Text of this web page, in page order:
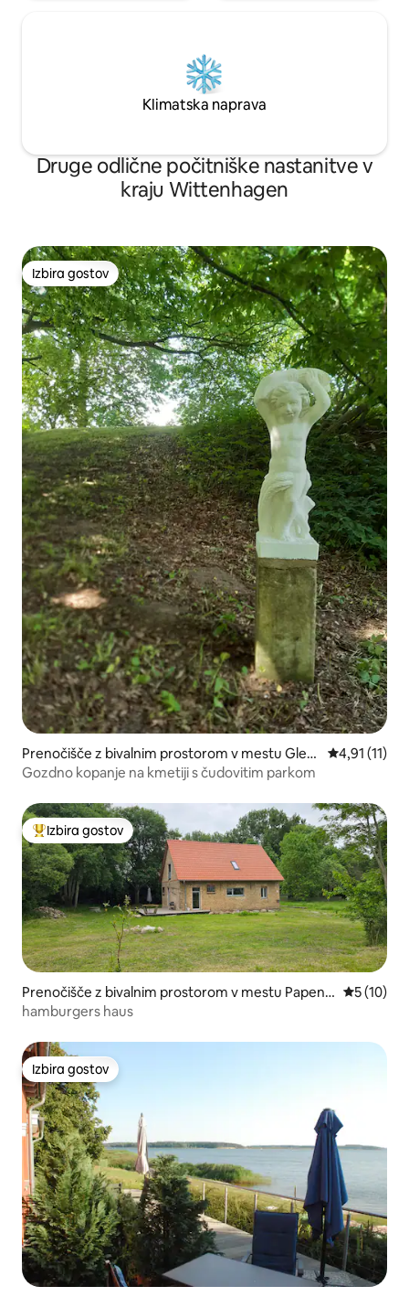
Klimatska naprava
Druge odlične počitniške nastanitve v
kraju Wittenhagen
Izbira gostov
Izbira gostov
Prenočišče z bivalnim prostorom v mestu Glewi
tz
Povprečna
4,91 (11)
Gozdno kopanje na kmetiji s čudovitim parkom
Najbolj priljubljena prenočišča z značko »Izbira gostov«
Izbira gostov
Prenočišče z bivalnim prostorom v mestu Papenh
agen
5 (10)
hamburgers haus
Izbira gostov
Izbira gostov